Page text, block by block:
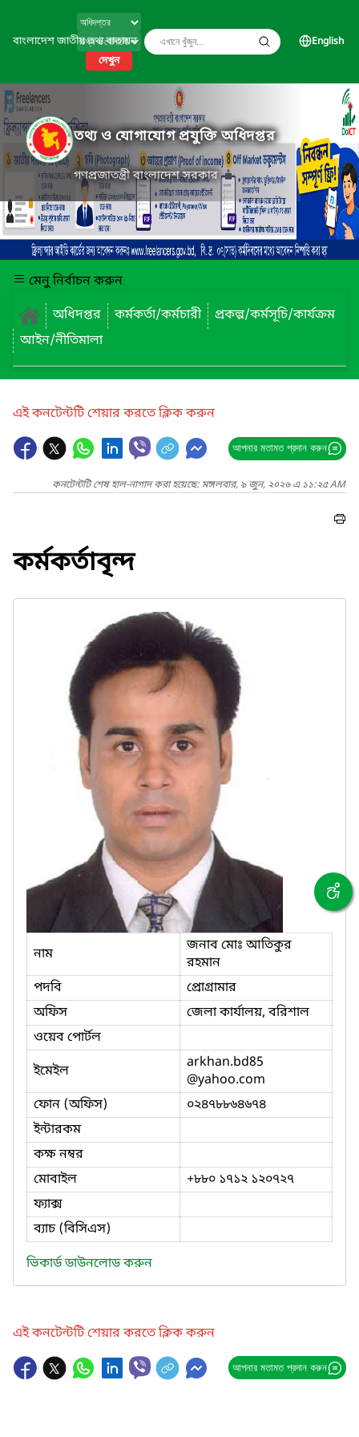
বাংলাদেশ জাতীয় তথ্য বাতায়ন
দেখুন
English
তথ্য ও যোগাযোগ প্রযুক্তি অধিদপ্তর
গণপ্রজাতন্ত্রী বাংলাদেশ সরকার
মেনু নির্বাচন করুন
অধিদপ্তর
কর্মকর্তা/কর্মচারী
প্রকল্প/কর্মসূচি/কার্যক্রম
আইন/নীতিমালা
এই কনটেন্টটি শেয়ার করতে ক্লিক করুন
আপনার মতামত প্রদান করুন
কনটেন্টটি শেষ হাল-নাগাদ করা হয়েছে: মঙ্গলবার, ৯ জুন, ২০২৬ এ ১১:২৫ AM
কর্মকর্তাবৃন্দ
নাম
জনাব মোঃ আতিকুর
রহমান
পদবি
প্রোগ্রামার
অফিস
জেলা কার্যালয়, বরিশাল
ওয়েব পোর্টল
ইমেইল
arkhan.bd85
@yahoo.com
ফোন (অফিস)
০২৪৭৮৮৬৪৬৭৪
ইন্টারকম
কক্ষ নম্বর
মোবাইল
+৮৮০ ১৭১২ ১২০৭২৭
ফ্যাক্স
ব্যাচ (বিসিএস)
ভিকার্ড ডাউনলোড করুন
এই কনটেন্টটি শেয়ার করতে ক্লিক করুন
আপনার মতামত প্রদান করুন